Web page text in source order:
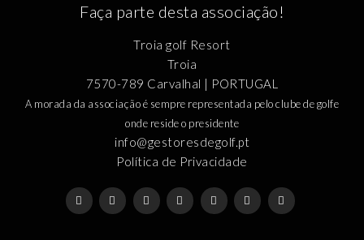
Faça parte desta associação!
Troia golf Resort
Troia
7570-789 Carvalhal | PORTUGAL
A morada da associação é sempre representada pelo clube de golfe
onde reside o presidente
info@gestoresdegolf.pt
Política de Privacidade